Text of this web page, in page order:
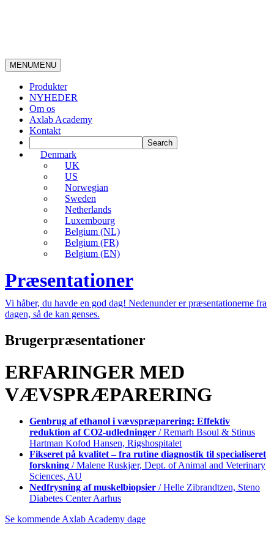
MENUMENU
Produkter
NYHEDER
Om os
Axlab Academy
Kontakt
Denmark
UK
US
Norwegian
Sweden
Netherlands
Luxembourg
Belgium (NL)
Belgium (FR)
Belgium (EN)
Præsentationer
Vi håber, du havde en god dag! Nedenunder er præsentationerne fra
dagen, så de kan genses.
Brugerpræsentationer
ERFARINGER MED
VÆVSPRÆPARERING
Genbrug af ethanol i vævspræparering: Effektiv
reduktion af CO2-udledninger / Remarh Bsoul & Stinus
Hartman Kofod Hansen, Rigshospitalet
Fikseret på kvalitet – fra rutine diagnostik til specialiseret
forskning / Malene Ruskjær, Dept. of Animal and Veterinary
Sciences, AU
Nedfrysning af muskelbiopsier / Helle Zibrandtzen, Steno
Diabetes Center Aarhus
Se kommende Axlab Academy dage